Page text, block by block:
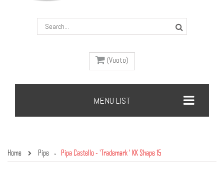
(Vuoto)
MENU LIST
Home Pipe » Pipa Castello - 'Trademark ' KK Shape 15